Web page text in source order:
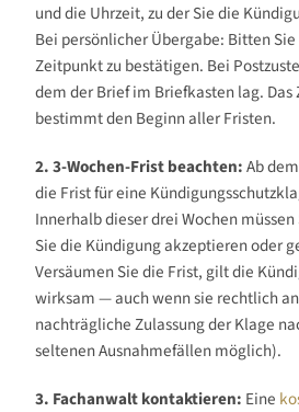
und die Uhrzeit, zu der Sie die
Bei persönlicher Übergabe: Bitten
Zeitpunkt zu bestätigen. Bei
dem der Brief im Briefkasten lag. Das
bestimmt den Beginn aller Fristen.
2. 3-Wochen-Frist beachten:Ab
die Frist für eine
Innerhalb dieser drei Wochen
Sie die Kündigung akzeptieren oder
Versäumen Sie die Frist, gilt die
wirksam — auch wenn sie rechtlich
nachträgliche Zulassung der Klage
seltenen Ausnahmefällen möglich).
3. Fachanwalt kontaktieren: Eine